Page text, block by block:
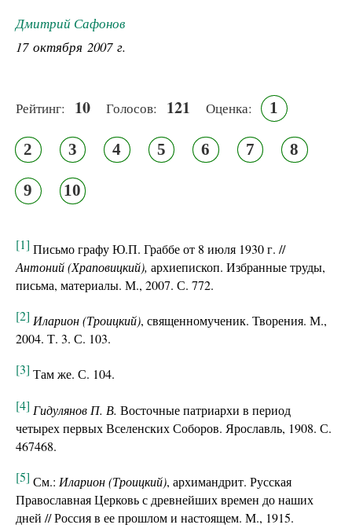
Дмитрий Сафонов
17 октября 2007 г.
Рейтинг: 10 Голосов: 121 Оценка: 1
2 3 4 5 6 7 8
9 10
[1] Письмо графу Ю.П. Граббе от 8 июля 1930 г. //
Антоний (Храповицкий), архиепископ. Избранные труды,
письма, материалы. М., 2007. С. 772.
[2] Иларион (Троицкий), священномученик. Творения. М.,
2004. Т. 3. С. 103.
[3] Там же. С. 104.
[4] Гидулянов П. В. Восточные патриархи в период
четырех первых Вселенских Соборов. Ярославль, 1908. С.
467468.
[5] См.: Иларион (Троицкий), архимандрит. Русская
Православная Церковь с древнейших времен до наших
дней // Россия в ее прошлом и настоящем. М., 1915.